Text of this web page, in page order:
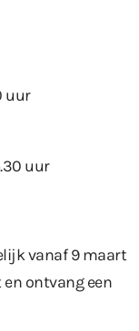
uur
uur
vanaf 9 maart
en ontvang een